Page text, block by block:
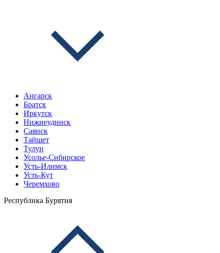
Ангарск
Братск
Иркутск
Нижнеудинск
Саянск
Тайшет
Тулун
Усолье-Сибирское
Усть-Илимск
Усть-Кут
Черемхово
Республика Бурятия